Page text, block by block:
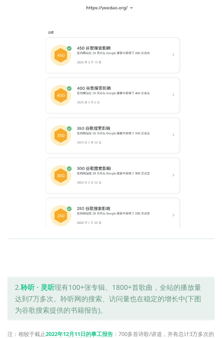
2.聆听 · 灵听现有100+张专辑、1800+首歌曲，全站的播放量
达到7万多次。聆听网的搜索、访问量也在稳定的增长中(下图
为谷歌搜索提供的书籍报告)。
注：相较于截止2022年12月11日的事工报告 ：700多首诗歌/讲道，并有总计3万多次的